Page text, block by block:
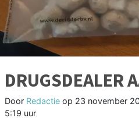
DRUGSDEALER
Door Redactie op 23 november
5:19 uur